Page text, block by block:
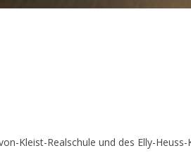
Kleist-Realschule und des Elly-